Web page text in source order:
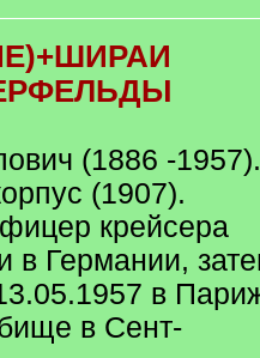
(1886 -1957).
(1907).
крейсера
в Германии,
в
в Сент-